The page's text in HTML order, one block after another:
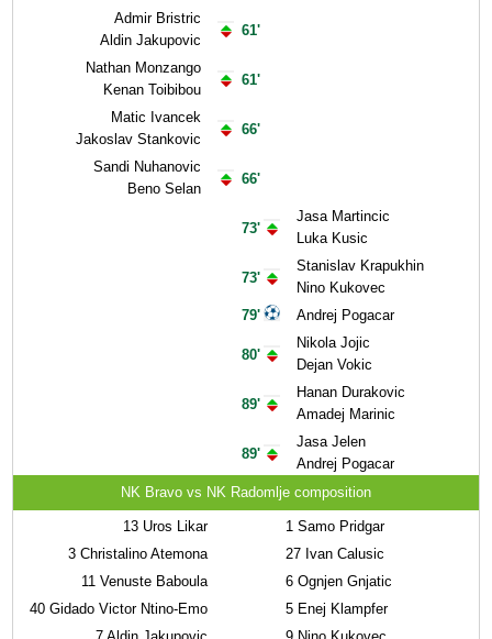
Admir Bristric
Aldin Jakupovic
Nathan Monzango
Kenan Toibibou
Matic Ivancek
Jakoslav Stankovic
Sandi Nuhanovic
Beno Selan
61'
61'
66'
66'
73'
73'
79'
80'
89'
89'
Jasa Martincic
Luka Kusic
Stanislav Krapukhin
Nino Kukovec
Andrej Pogacar
Nikola Jojic
Dejan Vokic
Hanan Durakovic
Amadej Marinic
Jasa Jelen
Andrej Pogacar
NK Bravo vs NK Radomlje composition
13 Uros Likar
3 Christalino Atemona
11 Venuste Baboula
40 Gidado Victor Ntino-Emo
1 Samo Pridgar
27 Ivan Calusic
6 Ognjen Gnjatic
5 Enej Klampfer